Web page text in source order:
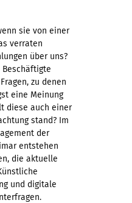
sie von einer
verraten
über uns?
Beschäftigte
zu denen
eine Meinung
diese auch einer
stand? Im
der
entstehen
die aktuelle
und digitale